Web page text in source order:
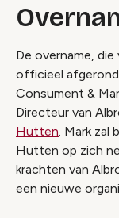
De overname,
officieel
Consument &
Directeur van
Hutten . Mark
Hutten op zich
krachten van
een nieuwe